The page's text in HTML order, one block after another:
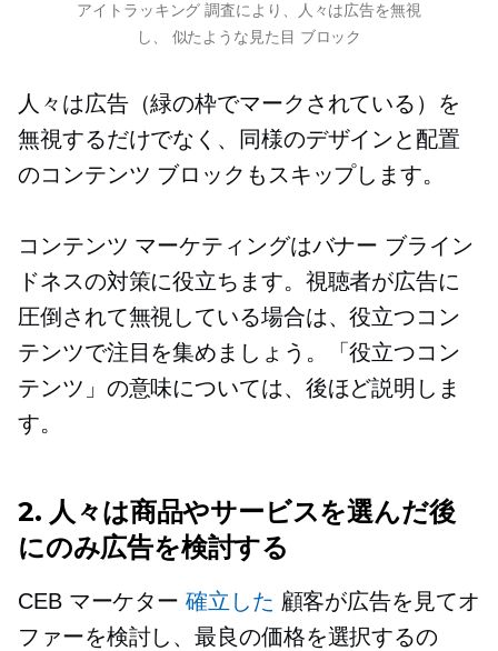
アイトラッキング 調査により、人々は広告を無視
し、 似たような見た目 ブロック
人々は広告（緑の枠でマークされている）を
無視するだけでなく、同様のデザインと配置​​
のコンテンツ ブロックもスキップします。
コンテンツ マーケティングはバナー ブライン
ドネスの対策に役立ちます。視聴者が広告に
圧倒されて無視している場合は、役立つコン
テンツで注目を集めましょう。「役立つコン
テンツ」の意味については、後ほど説明しま
す。
2. 人々は商品やサービスを選んだ後
にのみ広告を検討する
CEB マーケター 確立した 顧客が広告を見てオ
ファーを検討し、最良の価格を選択するの